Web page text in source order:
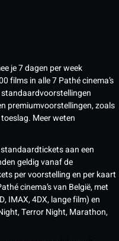
je 7 dagen per week
films in alle 7 Pathé cinema’s
premiumvoorstellingen, zoals
toeslag. Meer weten
aan een
geldig vanaf de
per voorstelling en per kaart
cinema’s van België, met
IMAX, 4DX, lange film) en
Terror Night, Marathon,